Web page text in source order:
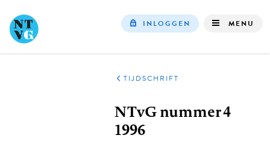
INLOGGEN MENU
TIJDSCHRIFT
NTvG nummer 4
1996